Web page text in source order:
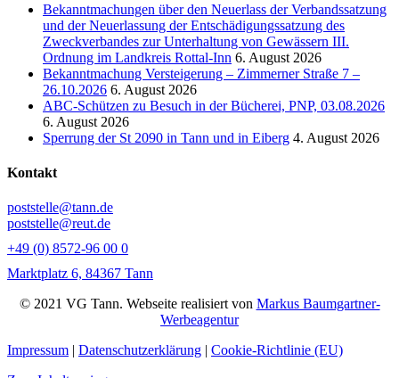
Bekanntmachungen über den Neuerlass der Verbandssatzung
und der Neuerlassung der Entschädigungssatzung des
Zweckverbandes zur Unterhaltung von Gewässern III.
Ordnung im Landkreis Rottal-Inn 6. August 2026
Bekanntmachung Versteigerung – Zimmerner Straße 7 –
26.10.2026 6. August 2026
ABC-Schützen zu Besuch in der Bücherei, PNP, 03.08.2026
6. August 2026
Sperrung der St 2090 in Tann und in Eiberg 4. August 2026
Kontakt
poststelle@tann.de
poststelle@reut.de
+49 (0) 8572-96 00 0
Marktplatz 6, 84367 Tann
© 2021 VG Tann. Webseite realisiert von Markus Baumgartner-
Werbeagentur
Impressum | Datenschutzerklärung | Cookie-Richtlinie (EU)